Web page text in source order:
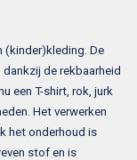
(kinder)kleding. De
de rekbaarheid
een T-shirt, rok, jurk
Het verwerken
het onderhoud is
stof en is